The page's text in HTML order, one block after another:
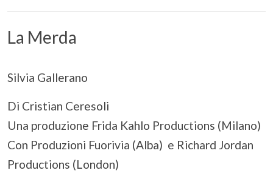
La Merda
Silvia Gallerano
Di Cristian Ceresoli
Una produzione Frida Kahlo Productions (Milano)
Con Produzioni Fuorivia (Alba) e Richard Jordan
Productions (London)